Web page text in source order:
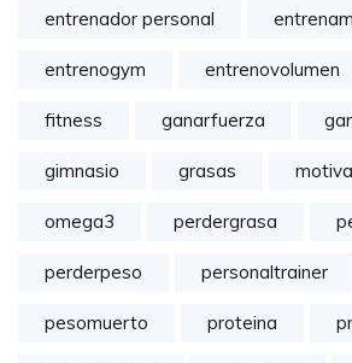
entrenador personal
entrenogym entrenovolumen
fitness ganarfuerza
gimnasio grasas
omega3 perdergrasa
perderpeso personaltrainer
pesomuerto proteina